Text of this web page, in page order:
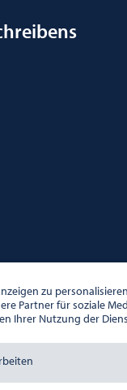
5, STIEGE 1, 2.
16:00 UHR, FR 10:00 –
zu
Partner für soziale
Ihrer Nutzung der